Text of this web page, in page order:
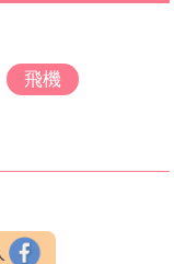
飛機